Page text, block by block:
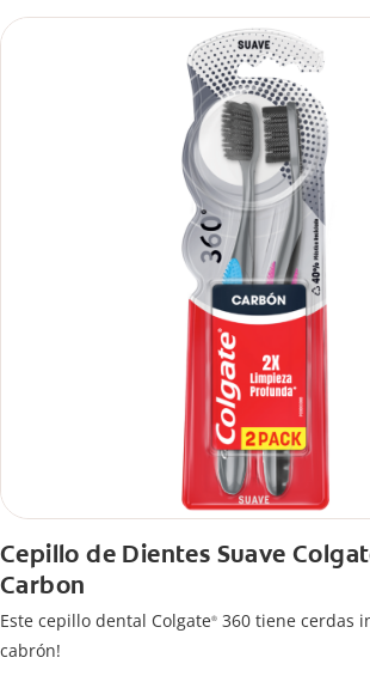
Cepillo de Dientes Suave
Carbon
Este cepillo dental Colgate® 360 tiene cerdas
cabrón!